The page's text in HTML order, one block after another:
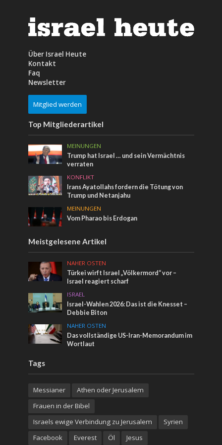
Über Israel Heute
Kontakt
Faq
Newsletter
Mitglied werden
Top Mitgliederartikel
MEINUNGEN
Trump hat Israel … und sein Vermächtnis
verraten
KONFLIKT
Irans Ayatollahs fordern die Tötung von
Trump und Netanjahu
MEINUNGEN
Vom Pharao bis Erdogan
Meistgelesene Artikel
NAHER OSTEN
Türkei wirft Israel „Völkermord“ vor –
Israel reagiert scharf
ISRAEL
Israel-Wahlen 2026: Das ist die Knesset –
Debbie Biton
NAHER OSTEN
Das vollständige US-Iran-Memorandum im
Wortlaut
Tags
Messianer
Athen oder Jerusalem
Frauen in der Bibel
Israels ewige Verbindung zu Jerusalem
Syrien
Facebook
Everest Öl Jesus